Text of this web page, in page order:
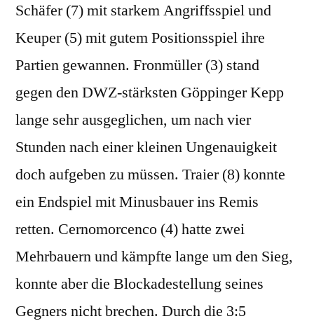
Schäfer (7) mit starkem Angriffsspiel und
Keuper (5) mit gutem Positionsspiel ihre
Partien gewannen. Fronmüller (3) stand
gegen den DWZ-stärksten Göppinger Kepp
lange sehr ausgeglichen, um nach vier
Stunden nach einer kleinen Ungenauigkeit
doch aufgeben zu müssen. Traier (8) konnte
ein Endspiel mit Minusbauer ins Remis
retten. Cernomorcenco (4) hatte zwei
Mehrbauern und kämpfte lange um den Sieg,
konnte aber die Blockadestellung seines
Gegners nicht brechen. Durch die 3:5